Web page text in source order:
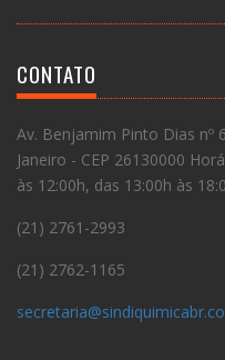
CONTATO
Av. Benjamim Pinto Dias nº
Janeiro - CEP 26130000
às 12:00h, das 13:00h às
(21) 2761-2993
(21) 2762-1165